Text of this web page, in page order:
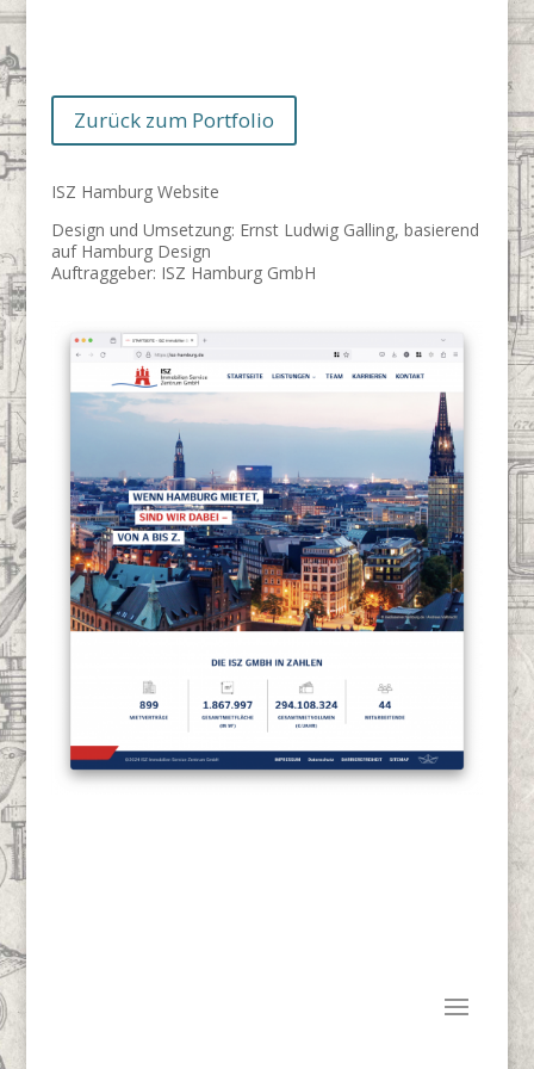
Zurück zum Portfolio
ISZ Hamburg Website
Design und Umsetzung: Ernst Ludwig Galling, basierend
auf Hamburg Design
Auftraggeber: ISZ Hamburg GmbH